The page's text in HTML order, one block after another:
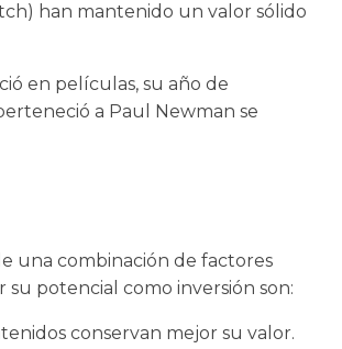
han mantenido un valor sólido
en películas, su año de
a Paul Newman se
una combinación de factores
potencial como inversión son:
conservan mejor su valor.